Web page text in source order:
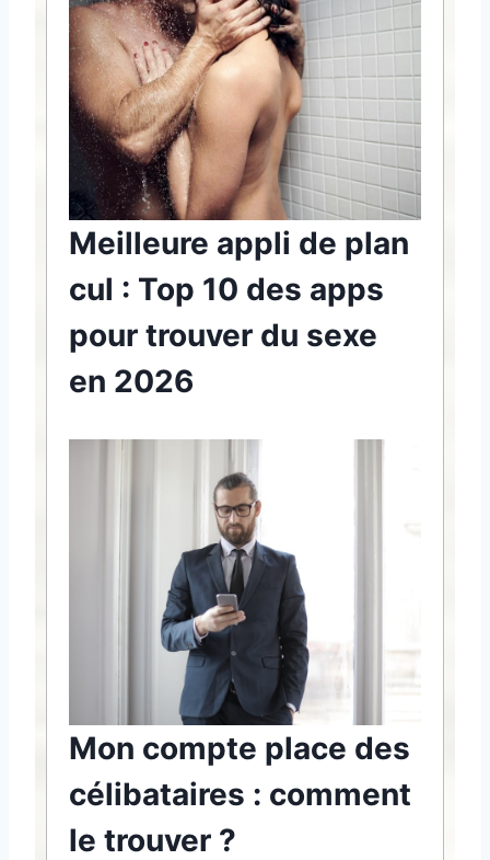
Meilleure appli de plan
cul : Top 10 des apps
pour trouver du sexe
en 2026
Mon compte place des
célibataires : comment
le trouver ?